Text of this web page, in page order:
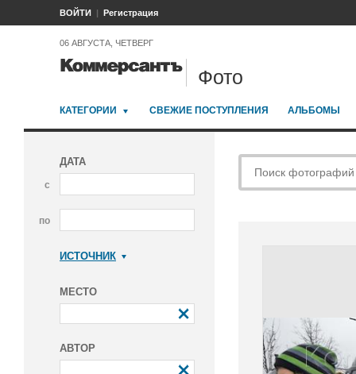
ВОЙТИ Регистрация
06 АВГУСТА, ЧЕТВЕРГ
Фото
КАТЕГОРИИ СВЕЖИЕ ПОСТУПЛЕНИЯ АЛЬБОМЫ
ДАТА
с
по
ИСТОЧНИК
МЕСТО
АВТОР